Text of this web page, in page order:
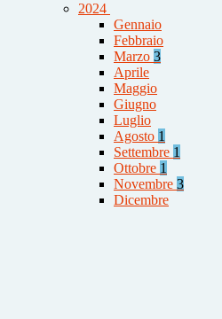
2024
Gennaio
Febbraio
Marzo 3
Aprile
Maggio
Giugno
Luglio
Agosto 1
Settembre 1
Ottobre 1
Novembre 3
Dicembre